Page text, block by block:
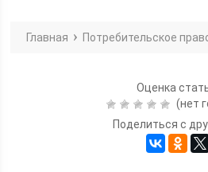
Главная Потребительское
Оценка
(нет
Поделиться с